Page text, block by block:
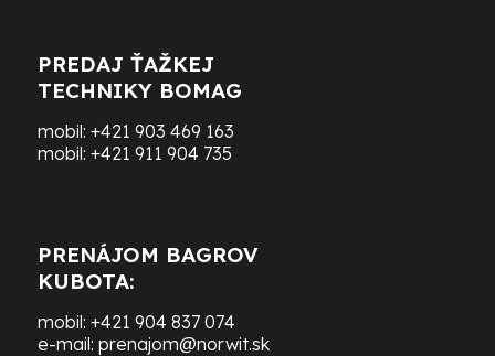
PREDAJ ŤAŽKEJ
TECHNIKY BOMAG
mobil: +421 903 469 163
mobil: +421 911 904 735
PRENÁJOM BAGROV
KUBOTA:
mobil: +421 904 837 074
e-mail: prenajom@norwit.sk